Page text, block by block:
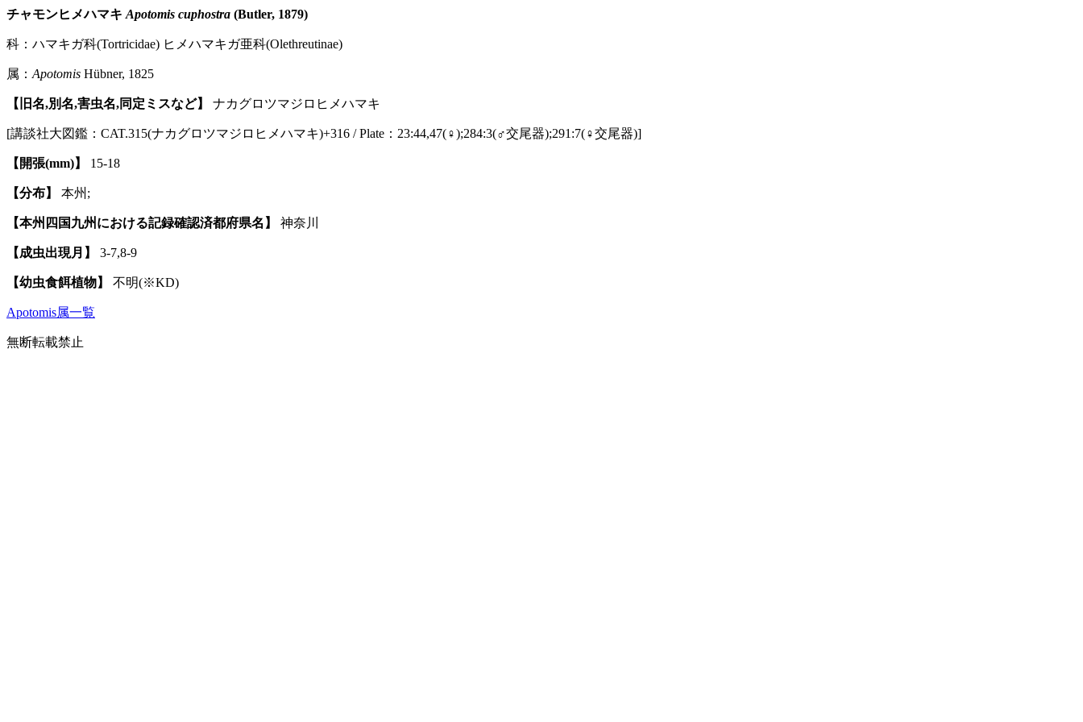
チャモンヒメハマキ Apotomis cuphostra (Butler, 1879)
科：ハマキガ科(Tortricidae) ヒメハマキガ亜科(Olethreutinae)
属： Apotomis Hübner, 1825
【旧名,別名,害虫名,同定ミスなど】 ナカグロツマジロヒメハマキ
[講談社大図鑑：CAT.315(ナカグロツマジロヒメハマキ)+316 / Plate：23:44,47(♀);284:3(♂交尾器);291:7(♀交尾器)]
【開張(mm)】 15-18
【分布】 本州;
【本州四国九州における記録確認済都府県名】 神奈川
【成虫出現月】 3-7,8-9
【幼虫食餌植物】 不明(※KD)
Apotomis属一覧
無断転載禁止